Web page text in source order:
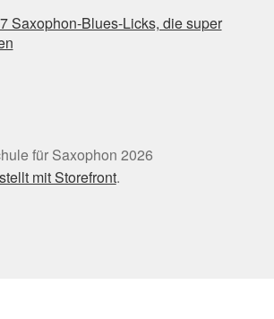
Saxophon-Blues-Licks, die super
für Saxophon 2026
mit Storefront.